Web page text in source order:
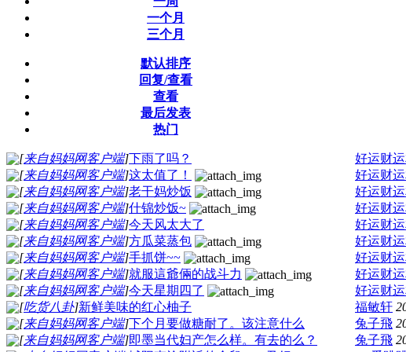
一个月
三个月
默认排序
回复/查看
查看
最后发表
热门
[来自妈妈网客户端]下雨了吗？ 好运财
[来自妈妈网客户端]这太值了！ 好运财
[来自妈妈网客户端]老干妈炒饭 好运财
[来自妈妈网客户端]什锦炒饭~ 好运财
[来自妈妈网客户端]今天风太大了 好运财
[来自妈妈网客户端]方瓜菜蒸包 好运财
[来自妈妈网客户端]手抓饼~~ 好运财
[来自妈妈网客户端]就服這爺倆的战斗力 好运财
[来自妈妈网客户端]今天星期四了 好运财
[吃货八卦]新鲜美味的红心柚子 福敏轩
[来自妈妈网客户端]下个月要做糖耐了。该注意什么 兔子飛
[来自妈妈网客户端]即墨当代妇产怎么样。有去的么？ 兔子飛